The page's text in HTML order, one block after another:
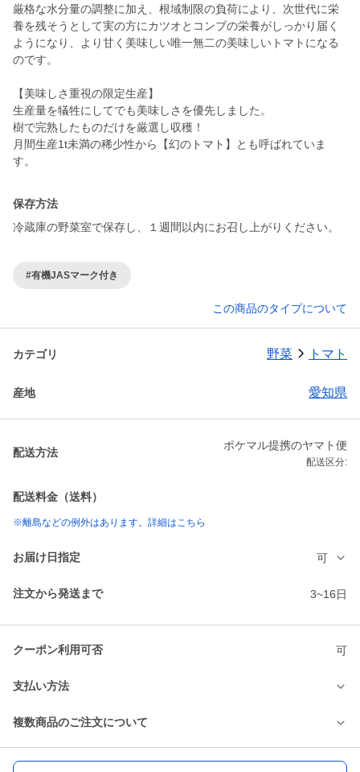
厳格な水分量の調整に加え、根域制限の負荷により、次世代に栄
養を残そうとして実の方にカツオとコンブの栄養がしっかり届く
ようになり、より甘く美味しい唯一無二の美味しいトマトになる
のです。
【美味しさ重視の限定生産】
生産量を犠牲にしてでも美味しさを優先しました。
樹で完熟したものだけを厳選し収穫！
月間生産1t未満の稀少性から【幻のトマト】とも呼ばれていま
す。
保存方法
冷蔵庫の野菜室で保存し、１週間以内にお召し上がりください。
#有機JASマーク付き
この商品のタイプについて
カテゴリ 野菜 トマト
産地 愛知県
配送方法
ポケマル提携のヤマト便
配送区分:
配送料金（送料）
※離島などの例外はあります。詳細はこちら
お届け日指定 可
注文から発送まで 3~16日
クーポン利用可否 可
支払い方法
複数商品のご注文について